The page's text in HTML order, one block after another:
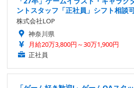
ントスタッフ「正社員」シフト相談
株式会社LOP
神奈川県
月給20万3,800円～30万1,900円
正社員